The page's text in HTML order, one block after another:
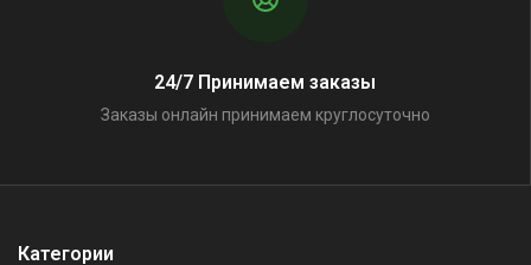
24/7 Принимаем заказы
Заказы онлайн принимаем круглосуточно
Категории